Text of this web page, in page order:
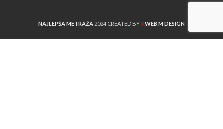
NAJLEPŠA METRAŽA 2024 CREATED BYXWEB M DESIGN